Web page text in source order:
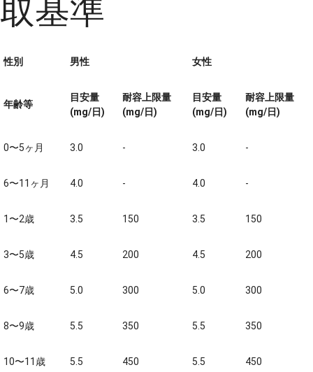
取基準
性別 男性 女性
年齢等
目安量
(mg/日)
耐容上限量
(mg/日)
目安量
(mg/日)
耐容上限量
(mg/日)
0〜5ヶ月 3.0 - 3.0 -
6〜11ヶ月 4.0 - 4.0 -
1〜2歳 3.5 150 3.5 150
3〜5歳 4.5 200 4.5 200
6〜7歳 5.0 300 5.0 300
8〜9歳 5.5 350 5.5 350
10〜11歳 5.5 450 5.5 450